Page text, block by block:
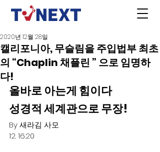
캘리포니아, 무슬림을 주입법부 최초
의 “Chaplin 채플린 ” 으로 임명하
다!
2020년 12월 28일
올바로 아는게 힘이다
성경적 세계관으로 무장!
By 새라김 사모
12. 16.20